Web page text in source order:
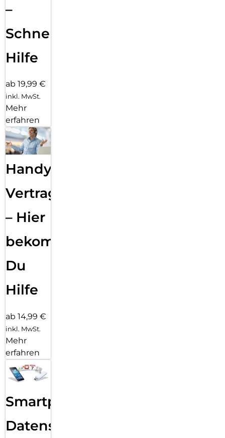
–
Schnelle
Hilfe
ab 19,99 €
inkl. MwSt.
Mehr
erfahren
Handy
Vertragsabwicklung
– Hier
bekommst
Du
Hilfe
ab 14,99 €
inkl. MwSt.
Mehr
erfahren
Smartphone
Datensicherung